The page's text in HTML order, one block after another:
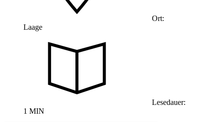
Ort:
Laage
Lesedauer:
1 MIN